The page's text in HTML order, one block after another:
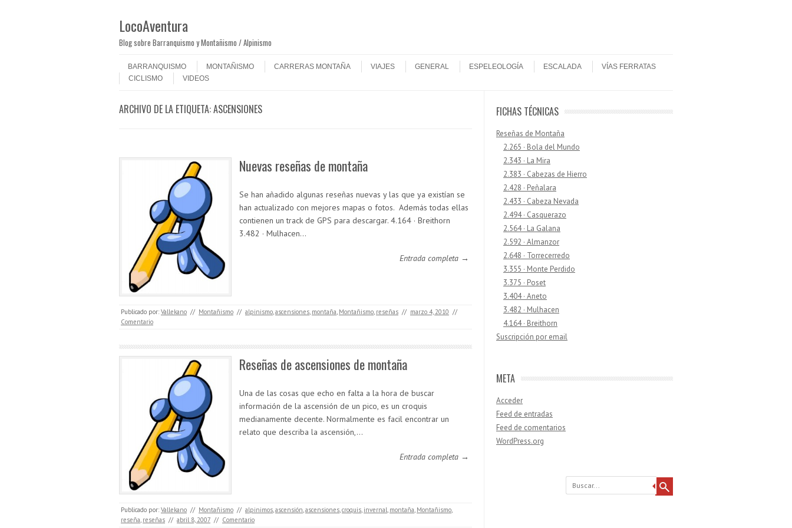
LocoAventura
Blog sobre Barranquismo y Montañismo / Alpinismo
Menú
BARRANQUISMO
MONTAÑISMO CARRERAS MONTAÑA VIAJES GENERAL ESPELEOLOGÍA ESCALADA
VÍAS FERRATAS
CICLISMO
VIDEOS
ARCHIVO DE LA ETIQUETA:ASCENSIONES
Nuevas reseñas de montaña
Se han añadido algunas reseñas nuevas y las que ya existían se
han actualizado con mejores mapas o fotos. Además todas ellas
contienen un track de GPS para descargar. 4.164 · Breithorn
3.482 · Mulhacen…
Entrada completa →
Publicado por: Vallekano // Montañismo // alpinismo ascensiones montaña Montañismo reseñas // marzo 4, 2010 //
Comentario
Reseñas de ascensiones de montaña
Una de las cosas que echo en falta a la hora de buscar
información de la ascensión de un pico, es un croquis
medianamente decente. Normalmente es facil encontrar un
relato que describa la ascensión,…
Entrada completa →
Publicado por: Vallekano // Montañismo // alpinimos,ascensión,ascensiones,croquis, invernal, montaña, Montañismo,
reseña, reseñas // abril 8, 2007 // Comentario
FICHAS TÉCNICAS
Reseñas de Montaña
2.265 · Bola del Mundo
2.343 · La Mira
2.383 · Cabezas de Hierro
2.428 · Peñalara
2.433 · Cabeza Nevada
2.494 · Casquerazo
2.564 · La Galana
2.592 · Almanzor
2.648 · Torrecerredo
3.355 · Monte Perdido
3.375 · Poset
3.404 · Aneto
3.482 · Mulhacen
4.164 · Breithorn
Suscripción por email
META
Acceder
Feed de entradas
Feed de comentarios
WordPress.org